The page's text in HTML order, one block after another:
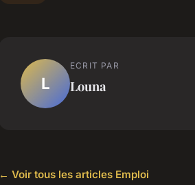
L
ECRIT PAR
Louna
← Voir tous les articles Emploi